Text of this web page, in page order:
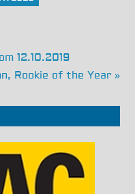
12.10.2019
Rookie of the Year